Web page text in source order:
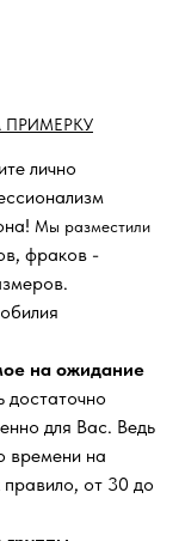
ПРИМЕРКУ
лично
Мы разместили
фраков -
на ожидание
достаточно
для Вас. Ведь
времени на
от 30 до